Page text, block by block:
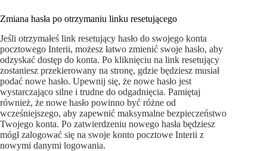
Zmiana hasła po otrzymaniu linku resetującego
Jeśli otrzymałeś link resetujący hasło do swojego konta
pocztowego Interii, możesz łatwo zmienić swoje hasło, aby
odzyskać dostęp do konta. Po kliknięciu na link resetujący
zostaniesz przekierowany na stronę, gdzie będziesz musiał
podać nowe hasło. Upewnij się, że nowe hasło jest
wystarczająco silne i trudne do odgadnięcia. Pamiętaj
również, że nowe hasło powinno być różne od
wcześniejszego, aby zapewnić maksymalne bezpieczeństwo
Twojego konta. Po zatwierdzeniu nowego hasła będziesz
mógł zalogować się na swoje konto pocztowe Interii z
nowymi danymi logowania.